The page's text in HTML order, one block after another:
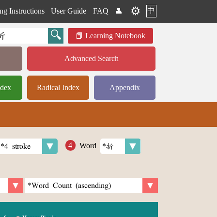
Instructions User Guide FAQ 👤 ⚙️ 中
Learning Notebook
Advanced Search
Radical Index Appendix
Word